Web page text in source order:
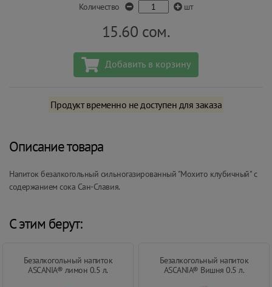
Количество шт
15.60 сом.
Добавить в корзину
Продукт временно не доступен для заказа
Описание товара
Напиток безалкогольный сильногазированный "Мохито клубичный" с
содержанием сока Сан-Славия.
С этим берут:
Безалкогольный напиток
ASCANIA® лимон 0.5 л.
Безалкогольный напиток
ASCANIA® Вишня 0.5 л.